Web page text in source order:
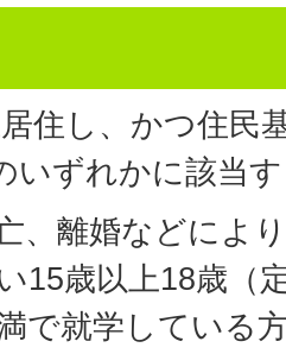
住し、かつ住民
いずれかに該当
、離婚などによ
15歳以上18歳（
で就学している